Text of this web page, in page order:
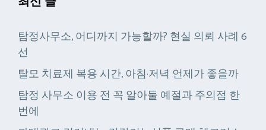
탐정사무소, 어디까지 가능할까? 현실 의뢰 사례 6
선
탈모 치료제 복용 시간, 아침·저녁 언제가 좋을까
탐정 사무소 이용 전 꼭 알아둘 예절과 주의점 한
번에